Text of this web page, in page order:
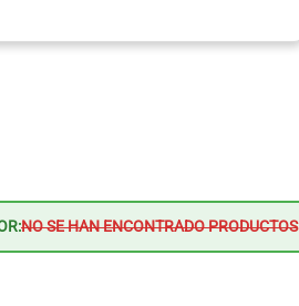
NO SE HAN ENCONTRADO PRODUCTOS